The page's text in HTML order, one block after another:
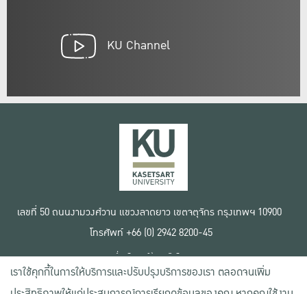
KU Channel
เลขที่ 50 ถนนงามวงศ์วาน แขวงลาดยาว เขตจตุจักร กรุงเทพฯ 10900
โทรศัพท์ +66 (0) 2942 8200-45
เงื่อนไขการใช้งานเว็บไซต์
ข้อตกลงด้านสิทธิ์ใช้งาน
นโยบายความเป็นส่วนตัว
เราใช้คุกกี้ในการให้บริการและปรับปรุงบริการของเรา ตลอดจนเพิ่ม